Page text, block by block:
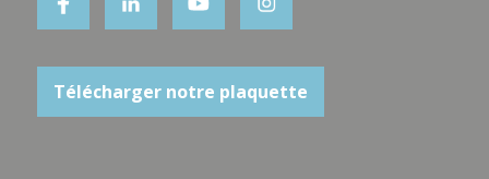
Télécharger notre plaquette